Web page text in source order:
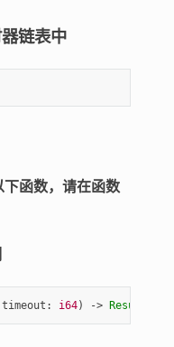
链表中
函数，请在函数
timeout : i64) -> Result